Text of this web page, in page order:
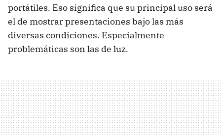
portátiles. Eso significa que su principal uso será
el de mostrar presentaciones bajo las más
diversas condiciones. Especialmente
problemáticas son las de luz.